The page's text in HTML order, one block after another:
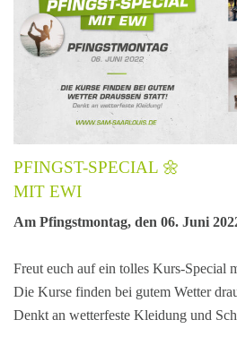
PFINGST-SPECIAL 🌼
MIT EWI
Am Pfingstmontag, den 06. Juni
Freut euch auf ein tolles Kurs-Special
Die Kurse finden bei gutem Wetter
Denkt an wetterfeste Kleidung und